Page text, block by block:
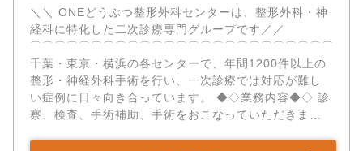
なキャリアパスをご提供します。 研究発表や開業支援
にも積極的に対応します。 ✅専門性と働きやすさの両
立 雇用形態は正社員を基本に、契約社員・パート・ア
ルバイトなど柔軟な勤務形態も応相談です。 自己研修
費補助制度もあり、学会参加や勉強会など自主的なス
キルアップもバックアップしています。 正社員（契約
社員、パート･アルバイト等も可、応相談）
＼＼ ONEどうぶつ整形外科センターは、整形外科・神
経科に特化した二次診療専門グループです／／ ​
千葉・東京・横浜の各センターで、年間1200件以上の
整形・神経外科手術を行い、一次診療では対応が難し
い症例に日々向き合っています。 ◆◇業務内容◆◇ 診
察、検査、手術補助、手術をおこなっていただきま